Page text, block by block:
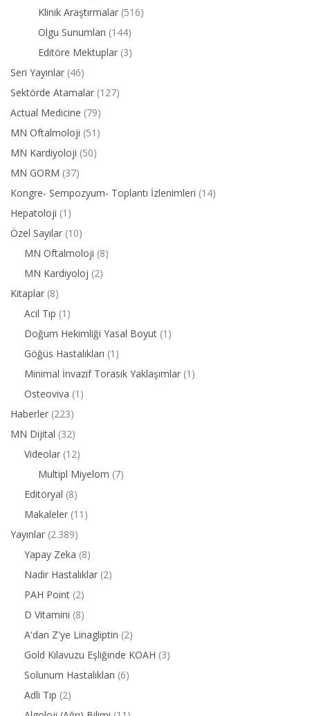
Klinik Araştırmalar (516)
Olgu Sunumları (144)
Editöre Mektuplar (3)
Seri Yayınlar (46)
Sektörde Atamalar (127)
Actual Medicine (79)
MN Oftalmoloji (51)
MN Kardiyoloji (50)
MN GORM (37)
Kongre- Sempozyum- Toplantı İzlenimleri (14)
Hepatoloji (1)
Özel Sayılar (10)
MN Oftalmoloji (8)
MN Kardiyoloj (2)
Kitaplar (8)
Acil Tıp (1)
Doğum Hekimliği Yasal Boyut (1)
Göğüs Hastalıkları (1)
Minimal İnvazif Torasik Yaklaşımlar (1)
Osteoviva (1)
Haberler (223)
MN Dijital (32)
Videolar (12)
Multipl Miyelom (7)
Editöryal (8)
Makaleler (11)
Yayınlar (2.389)
Yapay Zeka (8)
Nadir Hastalıklar (2)
PAH Point (2)
D Vitamini (8)
A'dan Z'ye Linagliptin (2)
Gold Kılavuzu Eşliğinde KOAH (3)
Solunum Hastalıkları (6)
Adli Tıp (2)